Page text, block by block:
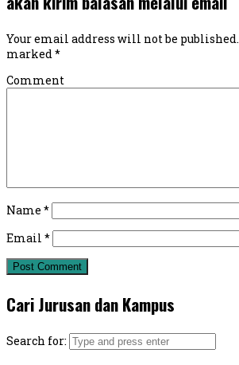
Your email address will not be published.
marked *
Comment
Name *
Email *
Cari Jurusan dan Kampus
Search for: